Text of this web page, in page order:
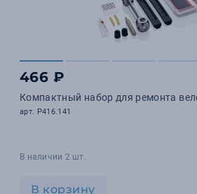
466 ₽
Компактный набор для ремонта
арт. P416.141
В наличии 2 шт.
В корзину